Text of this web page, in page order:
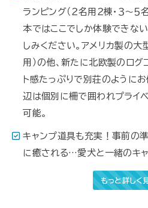
ランピング（２名用２棟・３～５
本ではここでしか体験できな
しみください。アメリカ製の大
用）の他、新たに北欧製のロ
ト感たっぷりで別荘のように
辺は個別に柵で囲われプライ
可能。
キャンプ道具も充実！事前の
に癒される…愛犬と一緒のキ
もっと詳しく